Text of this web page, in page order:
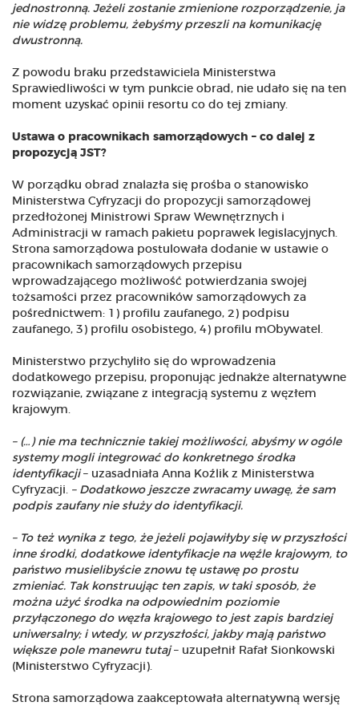
jednostronną. Jeżeli zostanie zmienione rozporządzenie, ja
nie widzę problemu, żebyśmy przeszli na komunikację
dwustronną.
Z powodu braku przedstawiciela Ministerstwa
Sprawiedliwości w tym punkcie obrad, nie udało się na ten
moment uzyskać opinii resortu co do tej zmiany.
Ustawa o pracownikach samorządowych – co dalej z
propozycją JST?
W porządku obrad znalazła się prośba o stanowisko
Ministerstwa Cyfryzacji do propozycji samorządowej
przedłożonej Ministrowi Spraw Wewnętrznych i
Administracji w ramach pakietu poprawek legislacyjnych.
Strona samorządowa postulowała dodanie w ustawie o
pracownikach samorządowych przepisu
wprowadzającego możliwość potwierdzania swojej
tożsamości przez pracowników samorządowych za
pośrednictwem: 1) profilu zaufanego, 2) podpisu
zaufanego, 3) profilu osobistego, 4) profilu mObywatel.
Ministerstwo przychyliło się do wprowadzenia
dodatkowego przepisu, proponując jednakże alternatywne
rozwiązanie, związane z integracją systemu z węzłem
krajowym.
– (…) nie ma technicznie takiej możliwości, abyśmy w ogóle
systemy mogli integrować do konkretnego środka
identyfikacji– uzasadniała Anna Koźlik z Ministerstwa
Cyfryzacji. – Dodatkowo jeszcze zwracamy uwagę, że sam
podpis zaufany nie służy do identyfikacji.
– To też wynika z tego, że jeżeli pojawiłyby się w przyszłości
inne środki, dodatkowe identyfikacje na węźle krajowym, to
państwo musielibyście znowu tę ustawę po prostu
zmieniać. Tak konstruując ten zapis, w taki sposób, że
można użyć środka na odpowiednim poziomie
przyłączonego do węzła krajowego to jest zapis bardziej
uniwersalny; i wtedy, w przyszłości, jakby mają państwo
większe pole manewru tutaj– uzupełnił Rafał Sionkowski
(Ministerstwo Cyfryzacji).
Strona samorządowa zaakceptowała alternatywną wersję